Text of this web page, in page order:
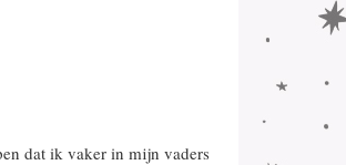
dat ik vaker in mijn vaders